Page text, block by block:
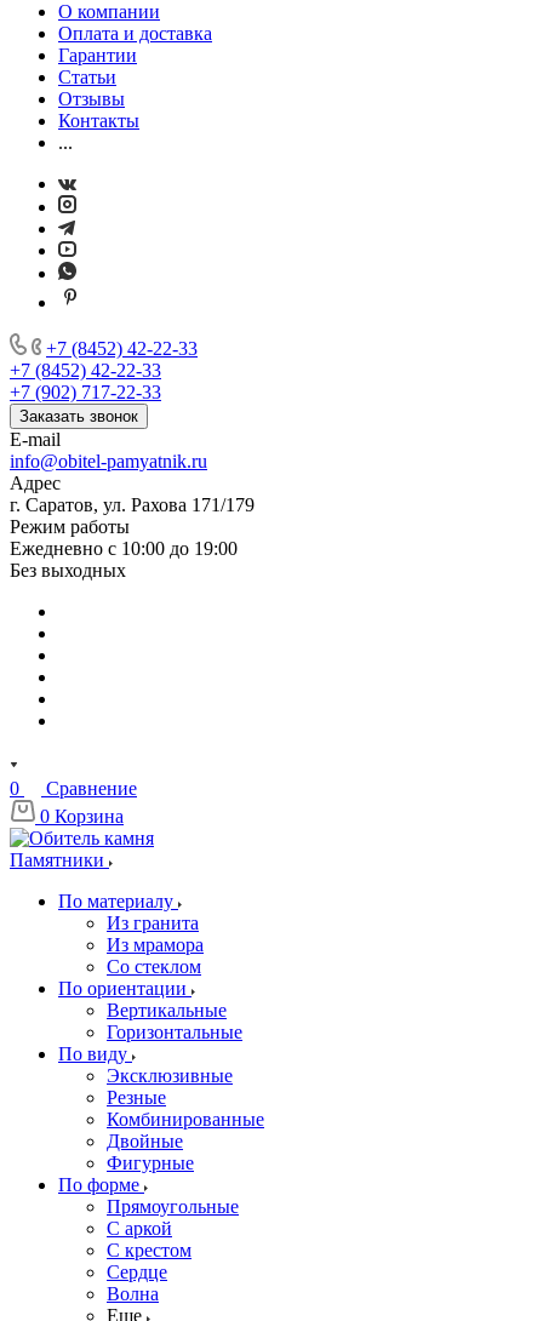
О компании
Оплата и доставка
Гарантии
Статьи
Отзывы
Контакты
...
+7 (8452) 42-22-33
+7 (8452) 42-22-33
+7 (902) 717-22-33
Заказать звонок
E-mail
info@obitel-pamyatnik.ru
Адрес
г. Саратов, ул. Рахова 171/179
Режим работы
Ежедневно с 10:00 до 19:00
Без выходных
0
Сравнение
0 Корзина
Памятники
По материалу
Из гранита
Из мрамора
Со стеклом
По ориентации
Вертикальные
Горизонтальные
По виду
Эксклюзивные
Резные
Комбинированные
Двойные
Фигурные
По форме
Прямоугольные
С аркой
С крестом
Сердце
Волна
Еще